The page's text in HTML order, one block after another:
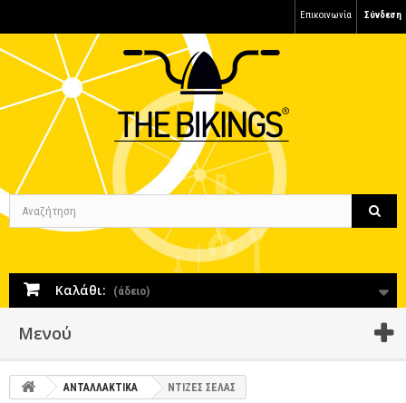
Σύνδεση
Επικοινωνία
Καλάθι: (άδειο)
Μενού
ΑΝΤΑΛΛΑΚΤΙΚΑ ΝΤΙΖΕΣ ΣΕΛΑΣ